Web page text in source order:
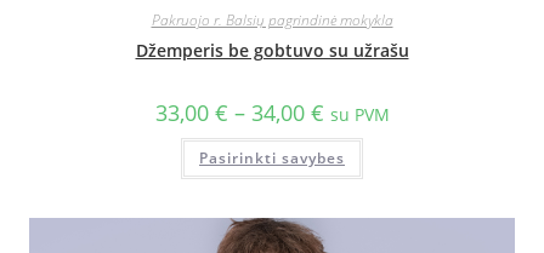
Pakruojo r. Balsių pagrindinė mokykla
Džemperis be gobtuvo su užrašu
33,00 € – 34,00 € su PVM
Pasirinkti savybes